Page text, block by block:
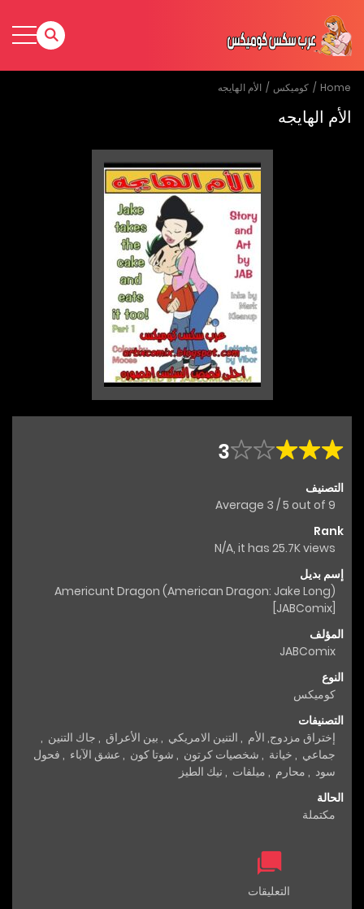
Home كوميكس الأم الهايجه
الأم الهايجه
3
التصنيف
Average 3 /5 out of 9
Rank
N/A, it has 25.7K views
إسم بديل
Americunt Dragon (American Dragon: Jake Long)
[JABComix]
المؤلف
JABComix
النوع
كوميكس
التصنيفات
إختراق مزدوج, الأم , التنين الامريكي , بين الأعراق , جاك التنين ,
جماعي , خيانة , شخصيات كرتون , شوتا كون , عشق الآباء , فحول
سود , محارم , ميلفات , نيك الطيز
الحالة
مكتملة
التعليقات